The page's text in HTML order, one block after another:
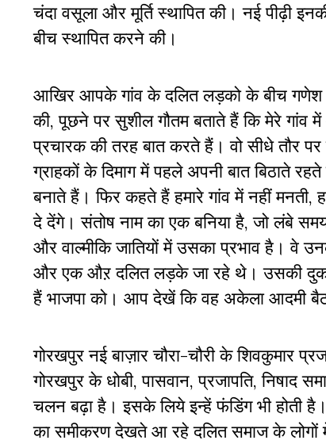
चंदा वसूला और मूर्ति स्थापित की। नई पीढ़ी
बीच स्थापित करने की।
आखिर आपके गांव के दलित लड़को के बीच गणेश
की, पूछने पर सुशील गौतम बताते हैं कि मेरे
प्रचारक की तरह बात करते हैं। वोसीधे तौर
ग्राहकों के दिमाग में पहले अपनी बात बिठाते रहते
बनाते हैं। फिर कहते हैं हमारे गांव में नहीं
दे देंगे। संतोष नाम का एक बनिया है, जो लंबे
और वाल्मीकि जातियों में उसका प्रभाव है। वे
और एक औऱ दलित लड़के जा रहे थे। उसकी दुकान
हैं भाजपा को। आप देखें कि वह अकेला आदमी
गोरखपुर नई बाज़ार चौरा-चौरी के शिवकुमार
गोरखपुर के धोबी, पासवान, प्रजापति, निषाद
चलन बढ़ा है। इसके लिये इन्हें फंडिंग भी होती
का समीकरण देखते आ रहे दलित समाज के लोगों